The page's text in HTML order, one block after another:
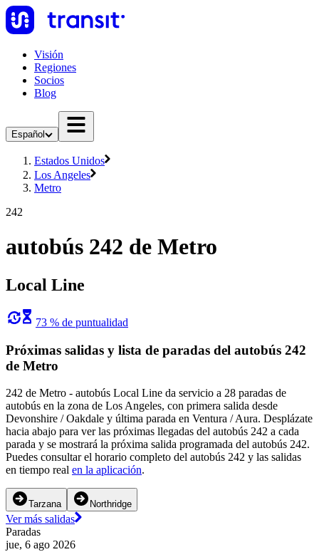
Visión
Regiones
Socios
Blog
Español
Estados Unidos
Los Angeles
Metro
242
autobús 242 de Metro
Local Line
73 % de puntualidad
Próximas salidas y lista de paradas del autobús 242
de Metro
242 de Metro - autobús Local Line da servicio a 28 paradas de
autobús en la zona de Los Angeles, con primera salida desde
Devonshire / Oakdale y última parada en Ventura / Aura. Desplázate
hacia abajo para ver las próximas llegadas del autobús 242 a cada
parada y se mostrará la próxima salida programada del autobús 242.
Puedes consultar el horario completo del autobús 242 y las salidas
en tiempo real en la aplicación.
Tarzana Northridge
Ver más salidas
Paradas
jue, 6 ago 2026